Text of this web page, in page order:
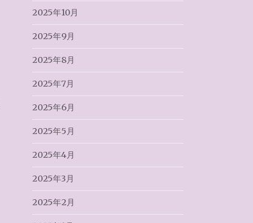
2025年10月
2025年9月
2025年8月
2025年7月
2025年6月
2025年5月
2025年4月
2025年3月
2025年2月